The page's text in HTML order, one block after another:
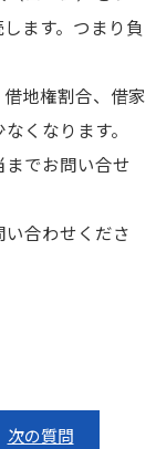
ます。つまり負
地権割合、借家
くなります。
でお問い合せ
合わせくださ
次の質問